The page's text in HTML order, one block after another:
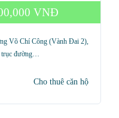
VNĐ
Võ Chí Công (Vành Đai 2),
đường…
Cho thuê căn hộ